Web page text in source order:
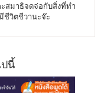
สมาธิจดจ่อกับสิ่งที่ทำ
ชีวิตชีวานะจ๊ะ
นี้